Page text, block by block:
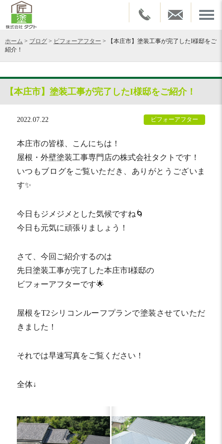
ホーム > ブログ > ビフォーアフター >
【本庄市】塗装工事が完了したI様邸をご
紹介！
【本庄市】塗装工事が完了したI様邸をご紹介！
2022.07.22 ビフォーアフター
本庄市の皆様、こんにちは！
屋根・外壁塗装工事専門店の株式会社タクトです！
いつもブログをご覧いただき、ありがとうございま
す✨
今日もジメジメとした気候ですね🌀
今日も元気に頑張りましょう！
さて、今回ご紹介するのは
先日塗装工事が完了した本庄市I様邸の
ビフォーアフターです🌟
屋根をT2シリコンルーフプランで塗装させていただ
きました！
それでは早速写真をご覧ください！
全体↓